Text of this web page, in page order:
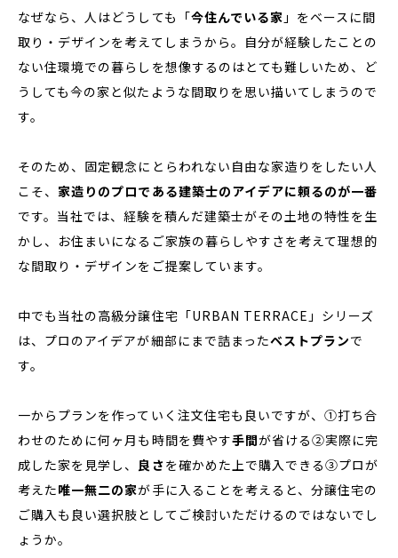
なぜなら、人はどうしても「今住んでいる家 」をベースに間
取り・デザインを考えてしまうから。自分が経験したことの
ない住環境での暮らしを想像するのはとても難しいため、ど
うしても今の家と似たような間取りを思い描いてしまうので
す。
そのため、固定観念にとらわれない自由な家造りをしたい人
こそ、 家造りのプロである建築士のアイデアに頼るのが一番
です。当社では、経験を積んだ建築士がその土地の特性を生
かし、お住まいになるご家族の暮らしやすさを考えて理想的
な間取り・デザインをご提案しています。
中でも当社の高級分譲住宅「URBAN TERRACE」シリーズ
は、プロのアイデアが細部にまで詰まったベストプランで
す。
一からプランを作っていく注文住宅も良いですが、①打ち合
わせのために何ヶ月も時間を費やす手間が省ける②実際に完
成した家を見学し、 良さ を確かめた上で購入できる③プロが
考えた唯一無二の家が手に入ることを考えると、分譲住宅の
ご購入も良い選択肢としてご検討いただけるのではないでし
ょうか。